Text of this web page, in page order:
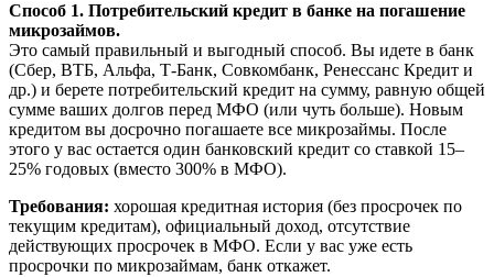
Способ 1. Потребительский кредит в банке на погашение
микрозаймов.
Это самый правильный и выгодный способ. Вы идете в банк
(Сбер, ВТБ, Альфа, Т-Банк, Совкомбанк, Ренессанс Кредит и
др.) и берете потребительский кредит на сумму, равную общей
сумме ваших долгов перед МФО (или чуть больше). Новым
кредитом вы досрочно погашаете все микрозаймы. После
этого у вас остается один банковский кредит со ставкой 15–
25% годовых (вместо 300% в МФО).
Требования: хорошая кредитная история (без просрочек по
текущим кредитам), официальный доход, отсутствие
действующих просрочек в МФО. Если у вас уже есть
просрочки по микрозаймам, банк откажет.